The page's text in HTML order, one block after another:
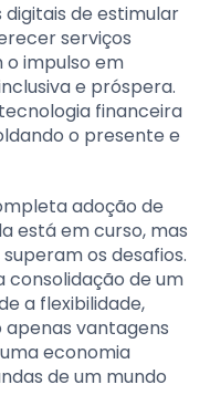
de estimular
serviços
o impulso em
e próspera.
financeira
o presente e
adoção de
está em curso, mas
os desafios.
consolidação de um
a flexibilidade,
apenas vantagens
economia
de um mundo